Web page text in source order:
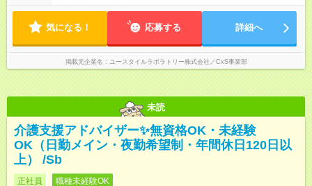
間程度）
気になる！ 応募する 詳細へ
掲載元企業名 ユースタイルラボラトリー株式会社／CxS事業部
未読
介護支援アドバイザー✨無資格OK・未経験
OK（日勤メイン・夜勤希望制・年間休日120日以
上） /Sb
正社員 職種未経験OK